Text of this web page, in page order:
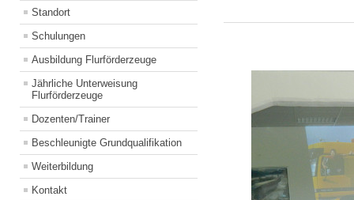
Standort
Schulungen
Ausbildung Flurförderzeuge
Jährliche Unterweisung
Flurförderzeuge
Dozenten/Trainer
Beschleunigte Grundqualifikation
Weiterbildung
Kontakt